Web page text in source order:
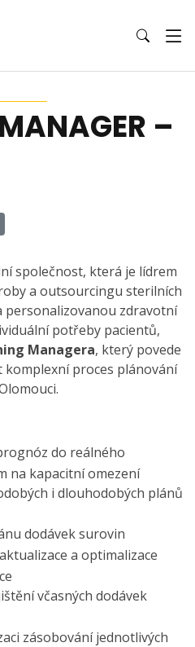
–
společnost, která je lídrem
a outsourcingu sterilních
personalizovanou zdravotní
potřeby pacientů,
Managera, který povede
proces plánování
do reálného
na kapacitní omezení
i dlouhodobých plánů
dodávek surovin
a optimalizace
včasných dodávek
zásobování jednotlivých